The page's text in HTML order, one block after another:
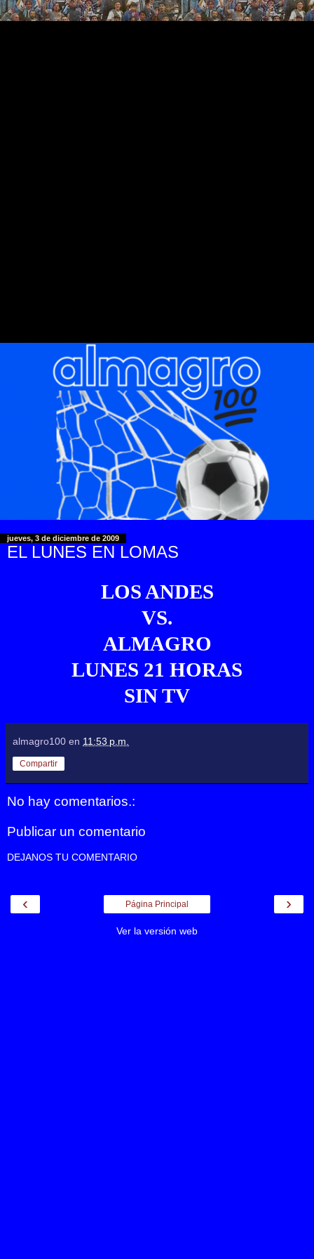
jueves, 3 de diciembre de 2009
EL LUNES EN LOMAS
LOS ANDES
VS.
ALMAGRO
LUNES 21 HORAS
SIN TV
almagro100 en 11:53 p.m.
Compartir
No hay comentarios.:
Publicar un comentario
DEJANOS TU COMENTARIO
‹ ›
Página Principal
Ver la versión web